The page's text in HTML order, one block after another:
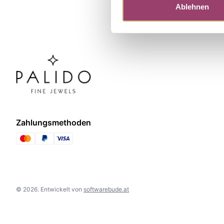
Ablehnen
Zahlungsmethoden
© 2026. Entwickelt von softwarebude.at